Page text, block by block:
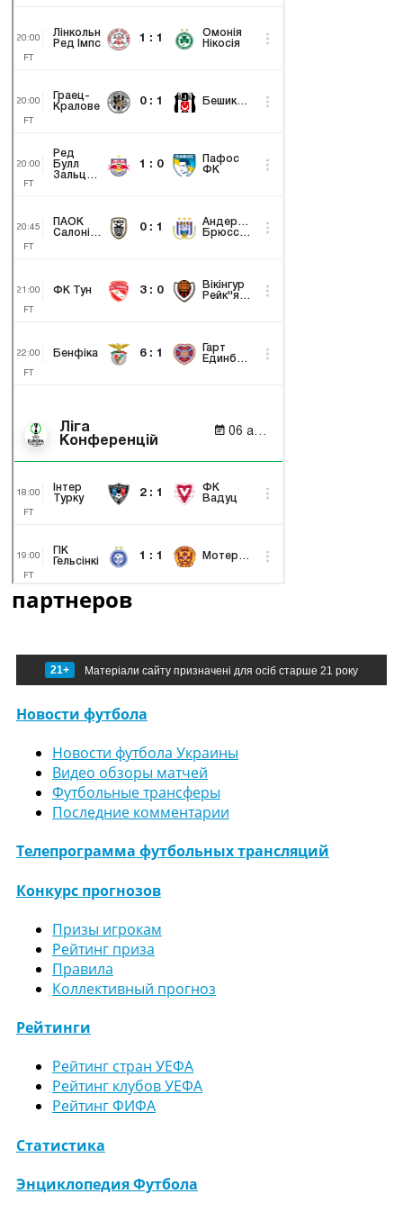
партнеров
21+ Матеріали сайту призначені для осіб старше 21 року
Новости футбола
Новости футбола Украины
Видео обзоры матчей
Футбольные трансферы
Последние комментарии
Телепрограмма футбольных трансляций
Конкурс прогнозов
Призы игрокам
Рейтинг приза
Правила
Коллективный прогноз
Рейтинги
Рейтинг стран УЕФА
Рейтинг клубов УЕФА
Рейтинг ФИФА
Статистика
Энциклопедия Футбола